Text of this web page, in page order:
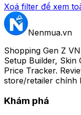
Xoá filter để xem
Nenmua.vn
Shopping Gen Z
Setup Builder, Skin
Price Tracker.
store/retailer chính
Khám phá